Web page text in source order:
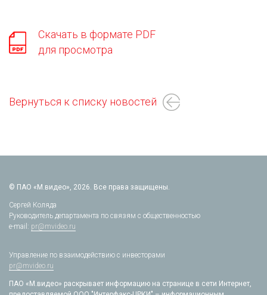
Скачать в формате PDF
для просмотра
Вернуться к списку новостей
© ПАО «М.видео», 2026. Все права защищены.
Сергей Коляда
Руководитель департамента по связям с общественностью
e-mail: pr@mvideo.ru
Управление по взаимодействию с инвесторами
pr@mvideo.ru
ПАО «М.видео» раскрывает информацию на странице в сети Интернет,